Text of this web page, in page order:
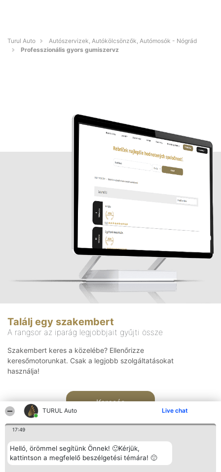
TURUL Auto Live chat
17:49
Helló, örömmel segítünk Önnek! 🙂Kérjük,
kattintson a megfelelő beszélgetési témára! 🙂
Turul Auto
Autószervizek, Autókölcsönzők, Autómosók - Nógrád
Professzionális gyors gumiszervz
Találj egy szakembert
A rangsor az iparág legjobbjait gyűjti össze
Szakembert keres a közelébe? Ellenőrizze
keresőmotorunkat. Csak a legjobb szolgáltatásokat
használja!
Keresés